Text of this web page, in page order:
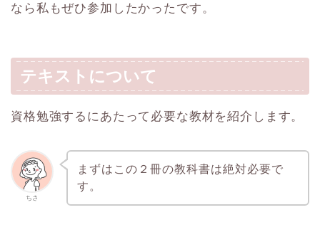
なら私もぜひ参加したかったです。
テキストについて
資格勉強するにあたって必要な教材を紹介します。
ちさ
まずはこの２冊の教科書は絶対必要で
す。